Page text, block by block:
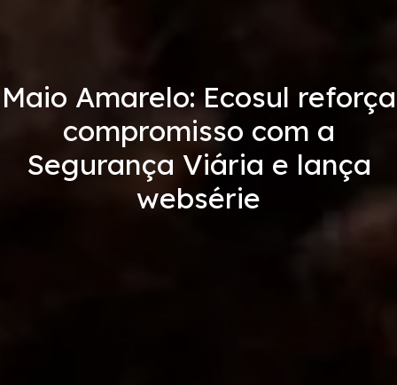
Demonstrações Financeiras
Código de Conduta
Maio Amarelo: Ecosul reforça
compromisso com a
Segurança Viária e lança
websérie